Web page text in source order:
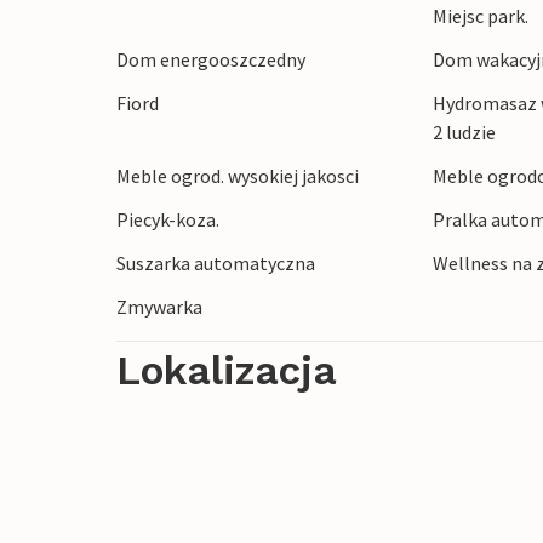
Spacer na plażę, dla miłośników
warunki do uprawiania windsurfingu,
piękno rezerwatu przyrody Skjern Enge
krajobrazem rzecznym. Wędkarze
szczęścia, zarówno na fiordzie, jak i na
W Skaven znajduje się kemping, z
opłatą (informacje o dostępności
Odkryty basen, minigolf, stół bilardowy,
Miejsc park.
Dom energooszczedny Dom
Fiord
Hydromasaz
2 ludzie
Meble ogrod. wysokiej jakosci Meble
Piecyk-koza.
Pralka
Suszarka automatyczna
Wellness na
Zmywarka
Lokalizacja